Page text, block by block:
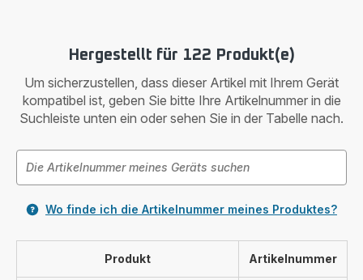
Hergestellt für 122 Produkt(e)
Um sicherzustellen, dass dieser Artikel mit Ihrem Gerät
kompatibel ist, geben Sie bitte Ihre Artikelnummer in die
Suchleiste unten ein oder sehen Sie in der Tabelle nach.
Wo finde ich die Artikelnummer meines Produktes?
Produkt Artikelnummer